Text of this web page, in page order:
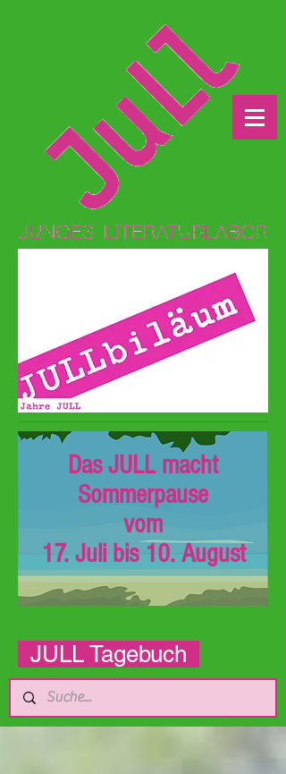
Das JULL macht
Sommerpause
vom
17. Juli bis 10. August
JULL Tagebuch